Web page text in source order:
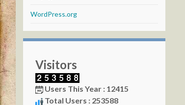
WordPress.org
Visitors
Users This Year : 12415
Total Users : 253588